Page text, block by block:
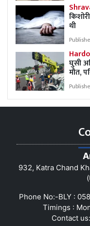
थी
घुसी
मौत,
932, Katra Chand
Phone No:-BLY :
Timings :
Contact us: